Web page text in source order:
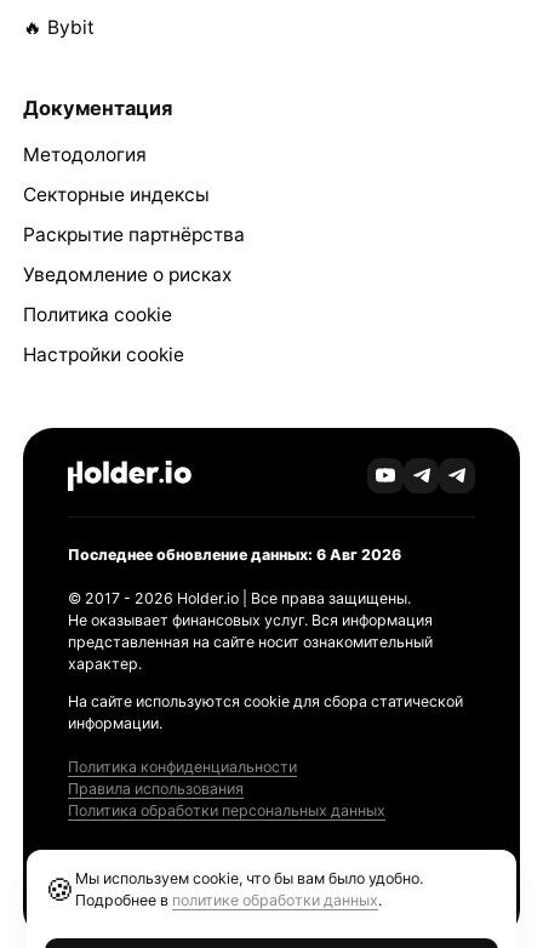
🔥 Bybit
Документация
Методология
Секторные индексы
Раскрытие партнёрства
Уведомление о рисках
Политика cookie
Настройки cookie
Последнее обновление данных: 6 Авг 2026
© 2017 - 2026 Holder.io | Все права защищены.
Не оказывает финансовых услуг. Вся информация
представленная на сайте носит ознакомительный
характер.
На сайте используются cookie для сбора статической
информации.
Политика конфиденциальности
Правила использования
Политика обработки персональных данных
🍪 Мы используем cookie, что бы вам было удобно.
Подробнее в политике обработки данных.
Ethereum GAS Tracker